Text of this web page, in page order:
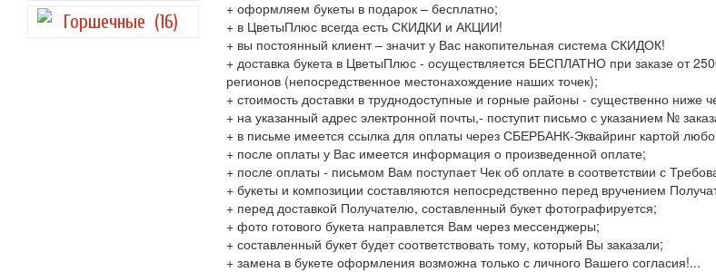
Горшечные (16)
+ оформляем букеты в подарок – бесплатно;
+ в ЦветыПлюс всегда есть СКИДКИ и АКЦИИ!
+ вы постоянный клиент – значит у Вас накопительная система СКИДОК!
+ доставка букета в ЦветыПлюс - осуществляется БЕСПЛАТНО при заказе от
регионов (непосредственное местонахождение наших точек);
+ стоимость доставки в труднодоступные и горные районы - существенно ниже
+ на указанный адрес электронной почты,- поступит письмо с указанием №
+ в письме имеется ссылка для оплаты через СБЕРБАНК-Эквайринг картой
+ после оплаты у Вас имеется информация о произведенной оплате;
+ после оплаты - письмом Вам поступает Чек об оплате в соответствии с
+ букеты и композиции составляются непосредственно перед вручением
+ перед доставкой Получателю, составленный букет фотографируется;
+ фото готового букета направлется Вам через мессенджеры;
+ составленный букет будет соответствовать тому, который Вы заказали;
+ замена в букете оформления возможна только с личного Вашего согласия!...